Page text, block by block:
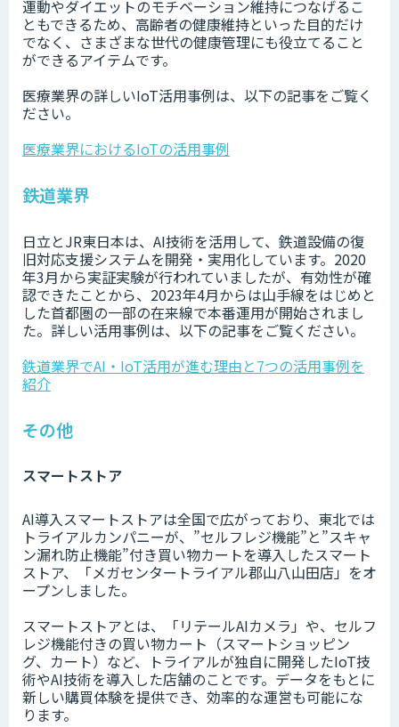
運動やダイエットのモチベーション維持につなげるこ
ともできるため、高齢者の健康維持といった目的だけ
でなく、さまざまな世代の健康管理にも役立てること
ができるアイテムです。
医療業界の詳しいIoT活用事例は、以下の記事をご覧く
ださい。
医療業界におけるIoTの活用事例
鉄道業界
日立とJR東日本は、AI技術を活用して、鉄道設備の復
旧対応支援システムを開発・実用化しています。2020
年3月から実証実験が行われていましたが、有効性が確
認できたことから、2023年4月からは山手線をはじめと
した首都圏の一部の在来線で本番運用が開始されまし
た。詳しい活用事例は、以下の記事をご覧ください。
鉄道業界でAI・IoT活用が進む理由と7つの活用事例を
紹介
その他
スマートストア
AI導入スマートストアは全国で広がっており、東北では
トライアルカンパニーが、”セルフレジ機能”と”スキャ
ン漏れ防止機能”付き買い物カートを導入したスマート
ストア、「メガセンタートライアル郡山八山田店」をオ
ープンしました。
スマートストアとは、「リテールAIカメラ」や、セルフ
レジ機能付きの買い物カート（スマートショッピン
グ、カート）など、トライアルが独自に開発したIoT技
術やAI技術を導入した店舗のことです。データをもとに
新しい購買体験を提供でき、効率的な運営も可能にな
ります。